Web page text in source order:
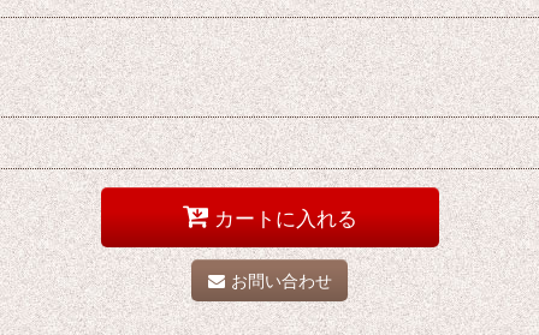
カートに入れる
お問い合わせ